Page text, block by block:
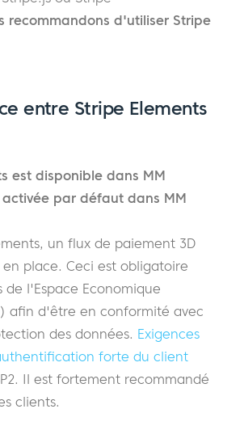
recommandons d'utiliser Stripe
entre Stripe Elements
est disponible dans MM
par défaut dans MM
un flux de paiement 3D
en place. Ceci est obligatoire
de l'Espace Economique
afin d'être en conformité avec
des données. Exigences
forte du client
Il est fortement recommandé
clients.